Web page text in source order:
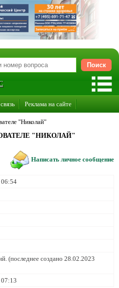
Реклама на сайте
"Николай"
"НИКОЛАЙ"
Написать личное сообщение
06:54
(последнее создано 28.02.2023